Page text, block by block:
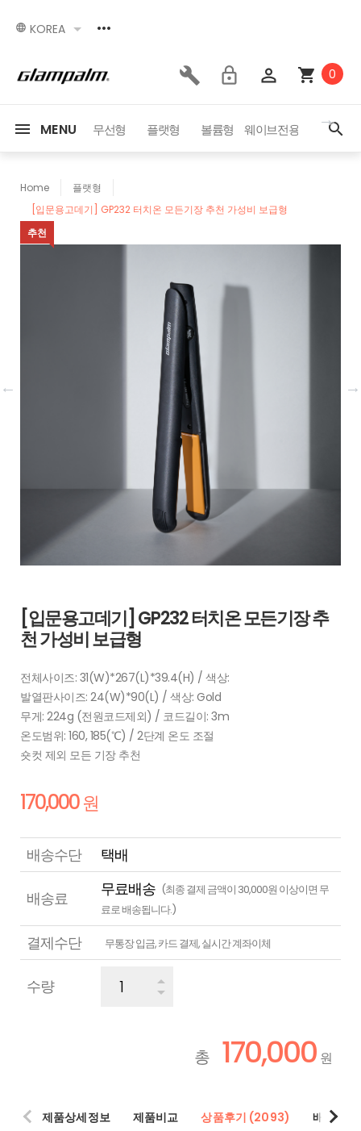
KOREA
0
MENU
리 이벤트 무선형 플랫형 볼륨형 웨이브전용 드라이어
Home
플랫형
[입문용고데기] GP232 터치온 모든기장 추천 가성비 보급형
추천
[입문용고데기] GP232 터치온 모든기장 추
천 가성비 보급형
전체사이즈: 31(W)*267(L)*39.4(H) / 색상:
발열판사이즈: 24(W)*90(L) / 색상: Gold
무게: 224g (전원코드제외) / 코드길이: 3m
온도범위: 160, 185(℃) / 2단계 온도 조절
숏컷 제외 모든 기장 추천
170,000원
배송수단 택배
배송료 무료배송 (최종 결제 금액이 30,000원 이상이면 무
료로 배송됩니다.)
결제수단 무통장 입금, 카드 결제, 실시간 계좌이체
수량
총 170,000 원
제품상세정보 제품비교 상품후기 (2093) 배송/반